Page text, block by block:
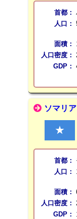
首都：
人口：
面積：
人口密度：
GDP：
ソマリ
首都：
人口：
面積：
人口密度：
GDP：